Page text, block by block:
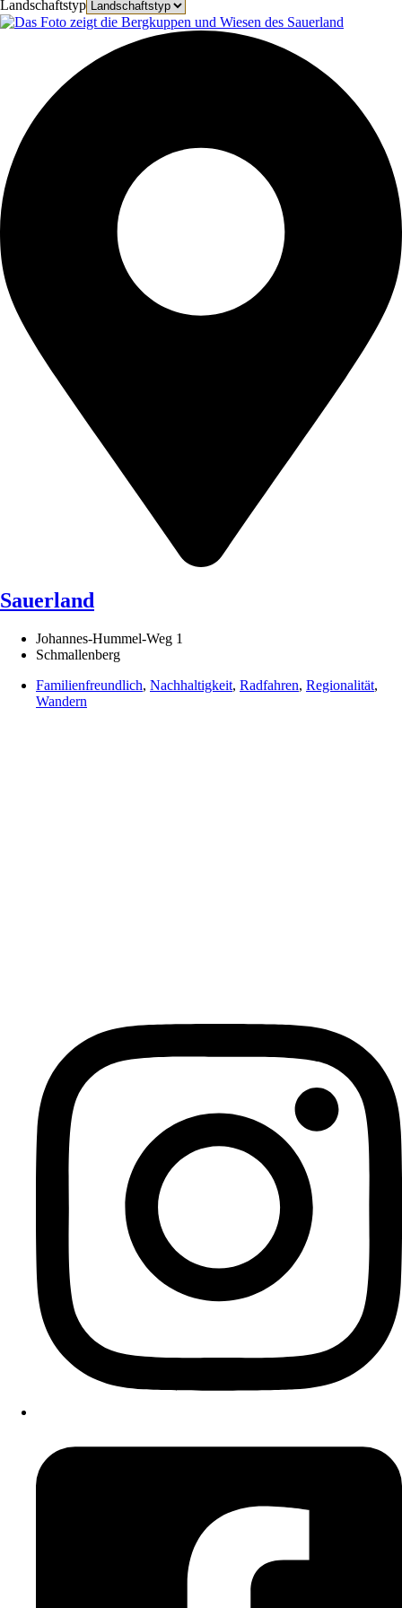
Landschaftstyp
Sauerland
Johannes-Hummel-Weg 1
Schmallenberg
Familienfreundlich, Nachhaltigkeit, Radfahren, Regionalität,
Wandern